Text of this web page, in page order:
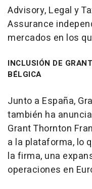
Advisory, Legal y
Assurance
mercados en los
INCLUSIÓN DE
BÉLGICA
Junto a España,
también ha
Grant Thornton
a la plataforma, lo
la firma, una
operaciones en